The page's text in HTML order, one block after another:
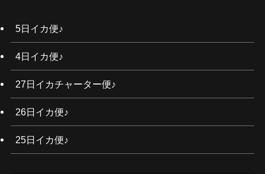
5日イカ便♪
4日イカ便♪
27日イカチャーター便♪
26日イカ便♪
25日イカ便♪